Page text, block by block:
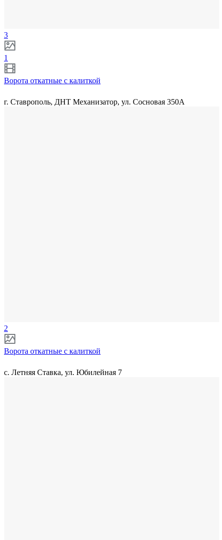
3
1
Ворота откатные с калиткой
г. Ставрополь, ДНТ Механизатор, ул. Сосновая 350А
2
Ворота откатные с калиткой
с. Летняя Ставка, ул. Юбилейная 7